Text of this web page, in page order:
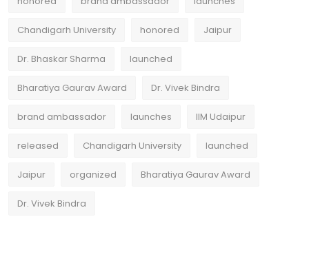
Chandigarh University honored Jaipur
Dr. Bhaskar Sharma launched
Bharatiya Gaurav Award Dr. Vivek Bindra
brand ambassador launches IIM Udaipur
released Chandigarh University launched
Jaipur organized Bharatiya Gaurav Award
Dr. Vivek Bindra